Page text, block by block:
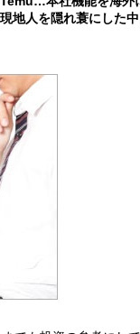
現地人を隠れ蓑にした